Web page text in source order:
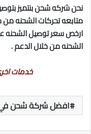
نحن شركه شحن بنتميز
متابعه تحركات الشحنه
ارخص سعر توصيل الشحنه
الشحنه من خلال الدعم .
خدمات
افضل شركة شحن في